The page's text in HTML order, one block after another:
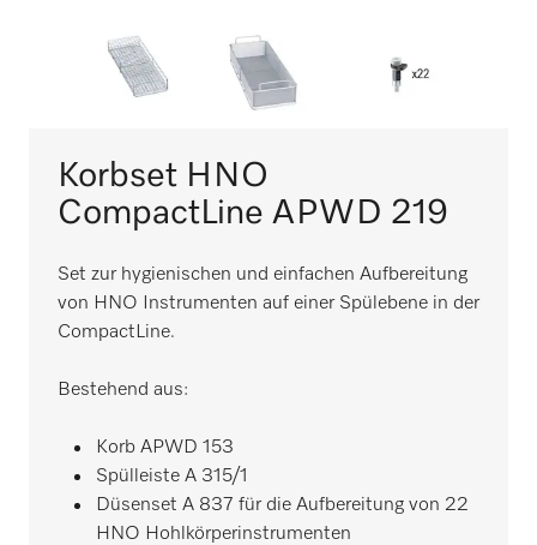
Korbset HNO
CompactLine APWD 219
Set zur hygienischen und einfachen Aufbereitung
von HNO Instrumenten auf einer Spülebene in der
CompactLine.
Bestehend aus:
Korb APWD 153
Spülleiste A 315/1
Düsenset A 837 für die Aufbereitung von 22
HNO Hohlkörperinstrumenten